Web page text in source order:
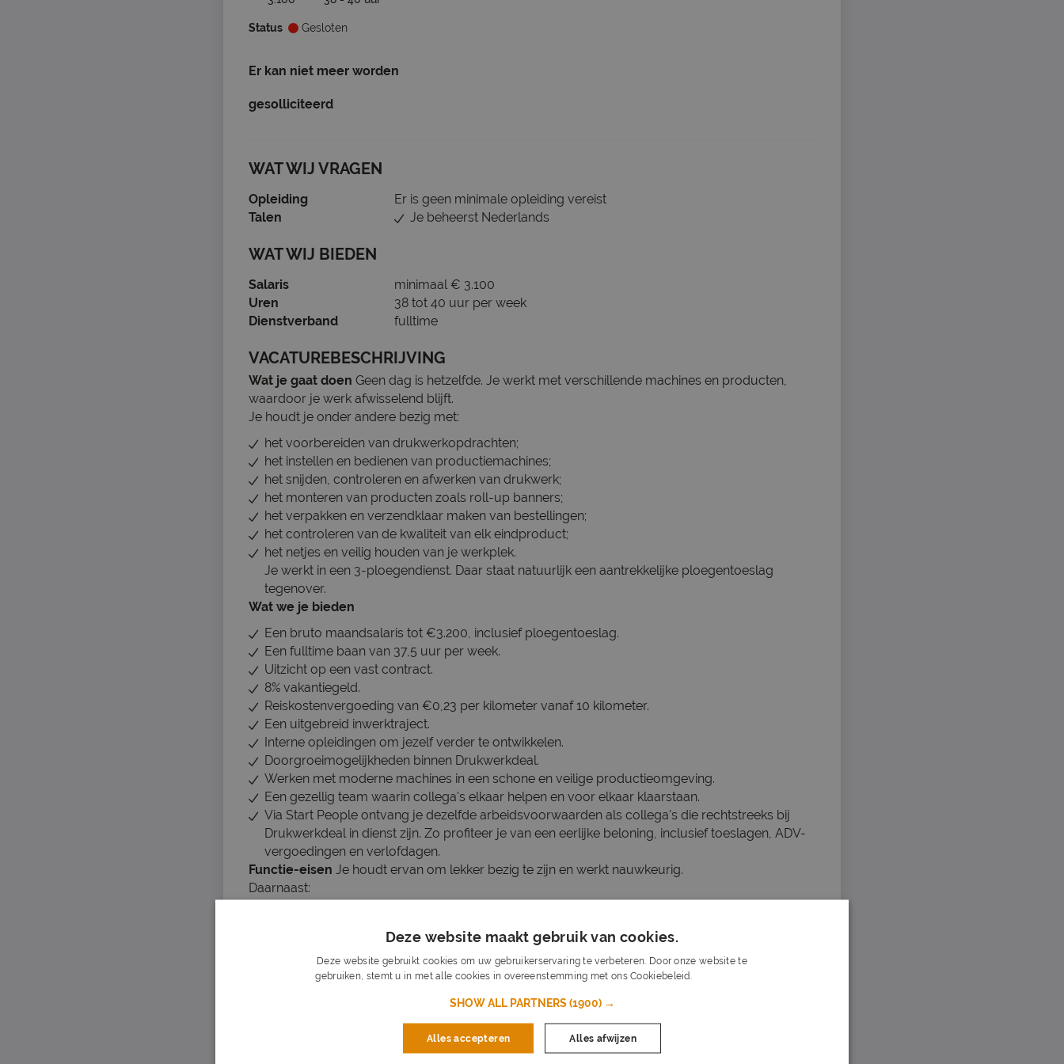
Status Gesloten
Er kan niet meer worden
gesolliciteerd
WAT WIJ VRAGEN
Opleiding
Er is geen minimale opleiding vereist
Talen
Je beheerst Nederlands
WAT WIJ BIEDEN
Salaris
minimaal € 3.100
Uren
38 tot 40 uur per week
Dienstverband
fulltime
VACATUREBESCHRIJVING
Wat je gaat doen Geen dag is hetzelfde. Je werkt met verschillende machines en producten,
waardoor je werk afwisselend blijft.
Je houdt je onder andere bezig met:
het voorbereiden van drukwerkopdrachten;
het instellen en bedienen van productiemachines;
het snijden, controleren en afwerken van drukwerk;
het monteren van producten zoals roll-up banners;
het verpakken en verzendklaar maken van bestellingen;
het controleren van de kwaliteit van elk eindproduct;
het netjes en veilig houden van je werkplek.
Je werkt in een 3-ploegendienst. Daar staat natuurlijk een aantrekkelijke ploegentoeslag
tegenover.
Wat we je bieden
Een bruto maandsalaris tot €3.200, inclusief ploegentoeslag.
Een fulltime baan van 37,5 uur per week.
Uitzicht op een vast contract.
8% vakantiegeld.
Reiskostenvergoeding van €0,23 per kilometer vanaf 10 kilometer.
Een uitgebreid inwerktraject.
Interne opleidingen om jezelf verder te ontwikkelen.
Doorgroeimogelijkheden binnen Drukwerkdeal.
Werken met moderne machines in een schone en veilige productieomgeving.
Een gezellig team waarin collega's elkaar helpen en voor elkaar klaarstaan.
Via Start People ontvang je dezelfde arbeidsvoorwaarden als collega's die rechtstreeks bij
Drukwerkdeal in dienst zijn. Zo profiteer je van een eerlijke beloning, inclusief toeslagen, ADV-
vergoedingen en verlofdagen.
Functie-eisen Je houdt ervan om lekker bezig te zijn en werkt nauwkeurig.
Daarnaast:
spreek en lees je goed Nederlands;
werk je graag samen met collega's;
heb je oog voor kwaliteit.
Drukwerkdeal is één van de grootste online drukkerijen van Nederland. Vanuit Deventer werken
ruim 200 collega's iedere dag aan miljoenen drukwerkproducten voor bedrijven en particulieren.
Deze website maakt gebruik van cookies.
Deze website gebruikt cookies om uw gebruikerservaring te verbeteren. Door onze website te
gebruiken, stemt u in met alle cookies in overeenstemming met ons Cookiebeleid.
SHOW ALL PARTNERS(1900) →
Alles accepteren Alles afwijzen